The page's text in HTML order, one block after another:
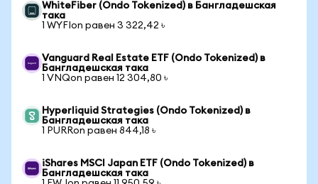
WhiteFiber (Ondo Tokenized) в Бангладешская
така
1 WYFIon равен 3 322,42 ৳
Vanguard Real Estate ETF (Ondo Tokenized) в
Бангладешская така
1 VNQon равен 12 304,80 ৳
Hyperliquid Strategies (Ondo Tokenized) в
Бангладешская така
1 PURRon равен 844,18 ৳
iShares MSCI Japan ETF (Ondo Tokenized) в
Бангладешская така